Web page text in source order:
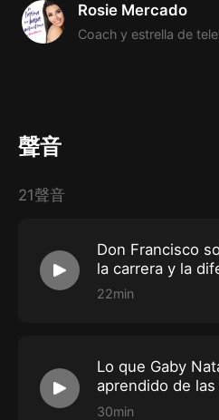
transformar por completo su
Tanto ella como sus
a sus escuchas.
se sabe campeón y necesita
baja autoestima , un podcast
inglés como en español, y
lecciones de vida en audio.
Rosie Mercado
Coach y estrella de
聲音
21聲音
Don Francisco
la carrera y la
"hambre" y
22min
largos: su relación
discuten por qué
solución y Don
cree que es la
Lo que Gaby
aprendido de
exitosas que ha
30min